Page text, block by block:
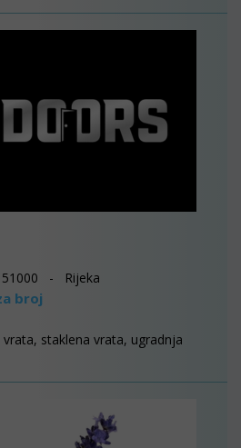
51000 - Rijeka
broj
staklena vrata, ugradnja